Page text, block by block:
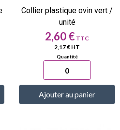
Collier plastique ovin vert /
unité
Prix
2,60 €
2,17 € HT
Ajouter au panier